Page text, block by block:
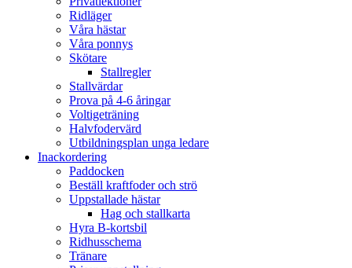
Ridläger
Våra hästar
Våra ponnys
Skötare
Stallregler
Stallvärdar
Prova på 4-6 åringar
Voltigeträning
Halvfodervärd
Utbildningsplan unga ledare
Inackordering
Paddocken
Beställ kraftfoder och strö
Uppstallade hästar
Hag och stallkarta
Hyra B-kortsbil
Ridhusschema
Tränare